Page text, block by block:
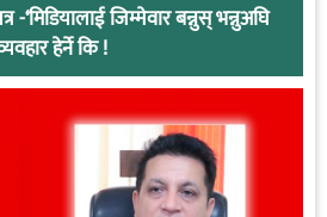
‘मिडियालाई जिम्मेवार बन्नुस् भन्नुअघि
हेर्ने कि !